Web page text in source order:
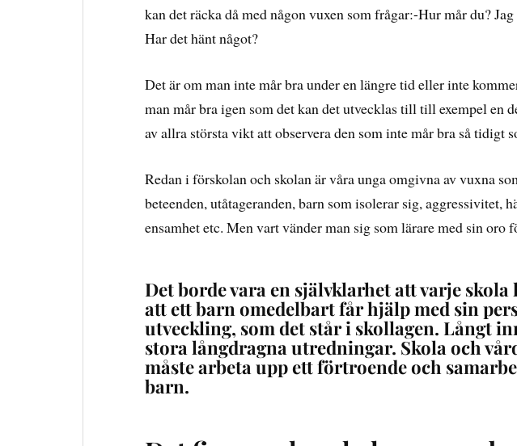
kan det räcka då med någon vuxen som frågar:-Hur mår du?
Har det hänt något?
Det är om man inte mår bra under en längre tid eller inte
man mår bra igen som det kan det utvecklas till till exempel en
av allra största vikt att observera den som inte mår bra så tidigt
Redan i förskolan och skolan är våra unga omgivna av vuxna
beteenden, utåtageranden, barn som isolerar sig, aggressivitet,
ensamhet etc. Men vart vänder man sig som lärare med sin oro
Det borde vara en självklarhet att varje
att ett barn omedelbart får hjälp med sin
utveckling, som det står i skollagen. Långt
stora långdragna utredningar. Skola och
måste arbeta upp ett förtroende och
barn.